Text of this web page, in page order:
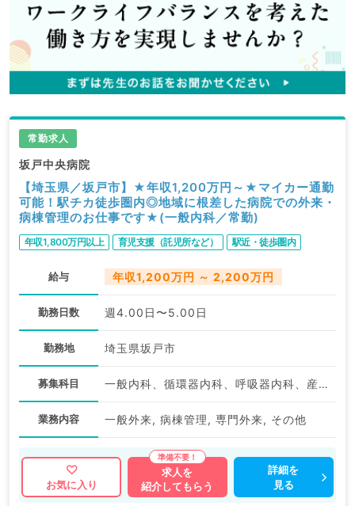
常勤求人
坂戸中央病院
【埼玉県／坂戸市】★年収1,200万円～★マイカー通勤
可能！駅チカ徒歩圏内◎地域に根差した病院での外来・
病棟管理のお仕事です★(一般内科／常勤)
年収1,800万円以上 育児支援（託児所など） 駅近・徒歩圏内
給与 年収1,200万円 ～ 2,200万円
勤務日数 週4.00日〜5.00日
勤務地 埼玉県坂戸市
募集科目 一般内科、循環器内科、呼吸器内科、産業医
業務内容 一般外来, 病棟管理, 専門外来, その他
お気に入り
求人を
紹介してもらう
詳細を
見る